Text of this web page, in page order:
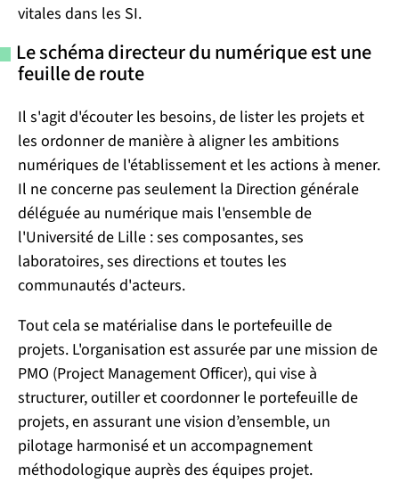
vitales dans les SI.
Le schéma directeur du numérique est une
feuille de route
Il s'agit d'écouter les besoins, de lister les projets et
les ordonner de manière à aligner les ambitions
numériques de l'établissement et les actions à mener.
Il ne concerne pas seulement la Direction générale
déléguée au numérique mais l'ensemble de
l'Université de Lille : ses composantes, ses
laboratoires, ses directions et toutes les
communautés d'acteurs.
Tout cela se matérialise dans le portefeuille de
projets. L'organisation est assurée par une mission de
PMO (Project Management Officer), qui vise à
structurer, outiller et coordonner le portefeuille de
projets, en assurant une vision d’ensemble, un
pilotage harmonisé et un accompagnement
méthodologique auprès des équipes projet.